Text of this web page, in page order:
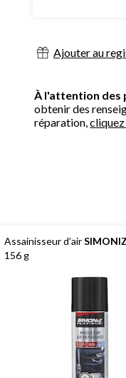
Ajouter au
À l'attention des
obtenir des
réparation,
Assainisseur d’airSIMONIZ
156 g